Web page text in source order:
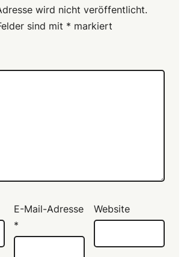
wird nicht veröffentlicht.
sind mit * markiert
E-Mail-Adresse
*
Website